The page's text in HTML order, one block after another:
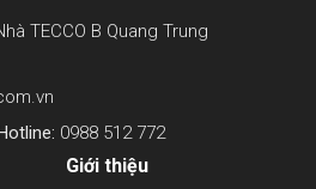
TECCO B Quang Trung
0988 512 772
Giới thiệu